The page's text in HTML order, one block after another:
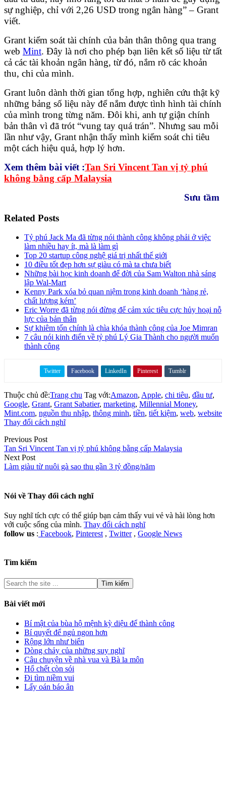
sự nghiệp, chỉ với 2,26 USD trong ngân hàng” – Grant
viết.
Grant kiểm soát tài chính của bản thân thông qua trang
web Mint. Đây là nơi cho phép bạn liên kết số liệu từ tất
cả các tài khoản ngân hàng, từ đó, nắm rõ các khoản
thu, chi của mình.
Grant luôn dành thời gian tổng hợp, nghiên cứu thật kỹ
những bảng số liệu này để nắm được tình hình tài chính
của mình trong từng năm. Đôi khi, anh tự giận chính
bản thân vì đã trót “vung tay quá trán”. Nhưng sau mỗi
lần như vậy, Grant nhận thấy mình kiểm soát chi tiêu
một cách hiệu quả, hợp lý hơn.
Xem thêm bài viết :Tan Sri Vincent Tan vị tỷ phú
không bằng cấp Malaysia
Sưu tầm
Related Posts
Tỷ phú Jack Ma đã từng nói thành công không phải ở việc
làm nhiều hay ít, mà là làm gì
Top 20 startup công nghệ giá trị nhất thế giới
10 điều tốt đẹp hơn sự giàu có mà ta chưa biết
Những bài học kinh doanh để đời của Sam Walton nhà sáng
lập Wal-Mart
Kenny Park xóa bỏ quan niệm trong kinh doanh ‘hàng rẻ,
chất lượng kém’
Eric Worre đã từng nói đừng để cảm xúc tiêu cực hủy hoại nỗ
lực của bản thân
Sự khiêm tốn chính là chìa khóa thành công của Joe Mimran
7 câu nói kinh điển về tỷ phú Lý Gia Thành cho người muốn
thành công
Twitter Facebook LinkedIn Pinterest Tumblr
Thuộc chủ đề:Trang chu Tag với:Amazon, Apple, chi tiêu, đầu tư,
Google, Grant, Grant Sabatier, marketing, Millennial Money,
Mint.com, nguồn thu nhập, thông minh, tiền, tiết kiệm, web, website
Thay đổi cách nghĩ
Previous Post
Tan Sri Vincent Tan vị tỷ phú không bằng cấp Malaysia
Next Post
Làm giàu từ nuôi gà sao thu gần 3 tỷ đồng/năm
Nói về Thay đổi cách nghĩ
Suy nghĩ tích cực có thể giúp bạn cảm thấy vui vẻ và hài lòng hơn
với cuộc sống của mình. Thay đổi cách nghĩ
follow us : Facebook, Pinterest , Twitter, Google News
Tìm kiếm
Bài viết mới
Bí mật của bùa hộ mệnh kỳ diệu để thành công
Bí quyết để ngủ ngon hơn
Rộng lớn như biển
Dòng chảy của những suy nghĩ
Câu chuyện về nhà vua và Bà la môn
Hổ chết còn sói
Đi tìm niềm vui
Lấy oán báo ân